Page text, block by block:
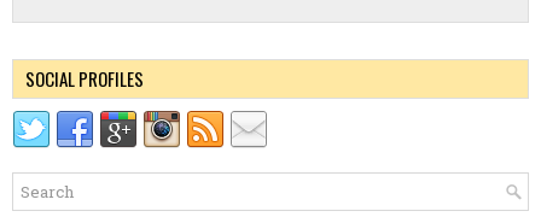
SOCIAL PROFILES